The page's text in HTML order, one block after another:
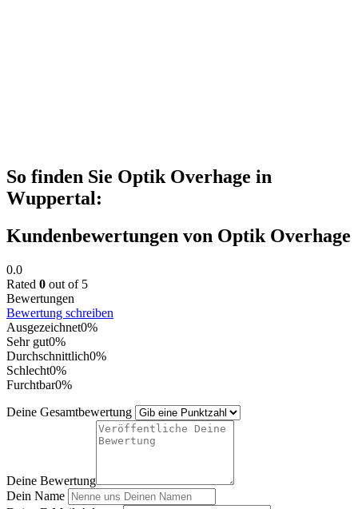
So finden Sie Optik Overhage in
Wuppertal:
Kundenbewertungen von Optik Overhage
0.0
Rated 0 out of 5
Bewertungen
Bewertung schreiben
Ausgezeichnet0%
Sehr gut0%
Durchschnittlich0%
Schlecht0%
Furchtbar0%
Deine Gesamtbewertung
Deine Bewertung
Dein Name